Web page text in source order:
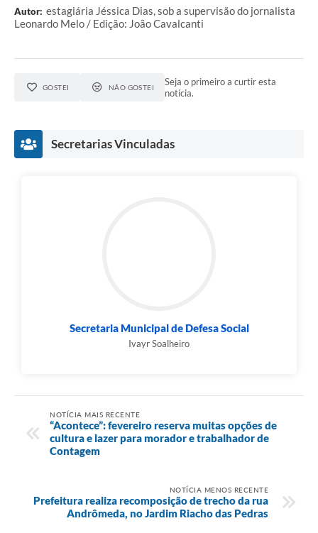
Autor: estagiária Jéssica Dias, sob a supervisão do jornalista
Leonardo Melo / Edição: João Cavalcanti
GOSTEI NÃO GOSTEI
Seja o primeiro a curtir esta
notícia.
Secretarias Vinculadas
Secretaria Municipal de Defesa Social
Ivayr Soalheiro
NOTÍCIA MAIS RECENTE
“Acontece”: fevereiro reserva muitas opções de
cultura e lazer para morador e trabalhador de
Contagem
NOTÍCIA MENOS RECENTE
Prefeitura realiza recomposição de trecho da rua
Andrômeda, no Jardim Riacho das Pedras